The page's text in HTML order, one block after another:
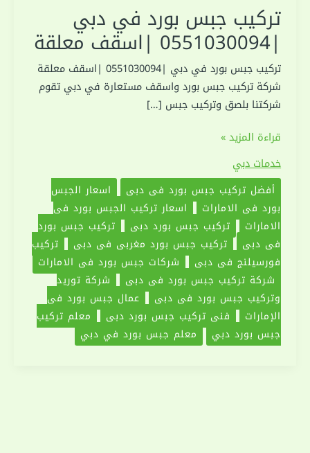
تركيب جبس بورد في دبي
|0551030094 |اسقف معلقة
تركيب جبس بورد في دبي |0551030094 |اسقف معلقة
شركة تركيب جبس بورد واسقف مستعارة في دبي تقوم
شركتنا بلصق وتركيب جبس […]
تركيب
جبس
بورد
في
دبي
|0551030094
|
اسقف
معلقة
قراءة المزيد »
خدمات دبي
أفضل تركيب جبس بورد في دبي
اسعار الجبس
بورد في الامارات
اسعار تركيب الجبس بورد في
الامارات
تركيب جبس بورد دبي
تركيب جبس بورد
في دبي
تركيب جبس بورد مغربي في دبي
تركيب
فورسيلنج في دبي
شركات جبس بورد في الامارات
شركة تركيب جبس بورد في دبي
شركة توريد
وتركيب جبس بورد في دبي
عمال جبس بورد في
الإمارات
فني تركيب جبس بورد دبي
معلم تركيب
جبس بورد دبي
معلم جبس بورد في دبي